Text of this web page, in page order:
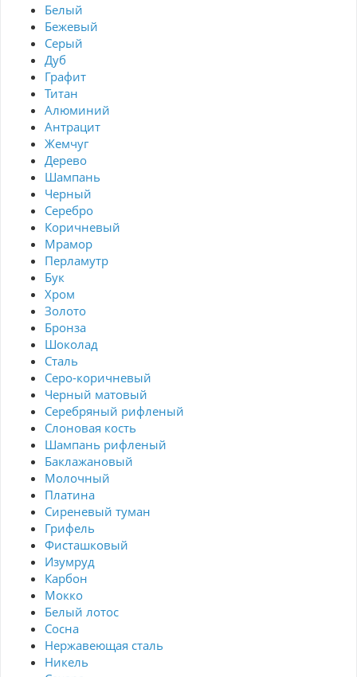
Белый
Бежевый
Серый
Дуб
Графит
Титан
Алюминий
Антрацит
Жемчуг
Дерево
Шампань
Черный
Серебро
Коричневый
Мрамор
Перламутр
Бук
Хром
Золото
Бронза
Шоколад
Сталь
Серо-коричневый
Черный матовый
Серебряный рифленый
Слоновая кость
Шампань рифленый
Баклажановый
Молочный
Платина
Сиреневый туман
Грифель
Фисташковый
Изумруд
Карбон
Мокко
Белый лотос
Сосна
Нержавеющая сталь
Никель